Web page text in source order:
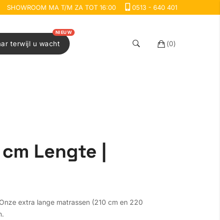
SHOWROOM MA T/M ZA TOT 16:00 0513 - 640 401
terwijl u wacht
NIEUW
(0)
Lengte |
extra lange matrassen (210 cm en 220